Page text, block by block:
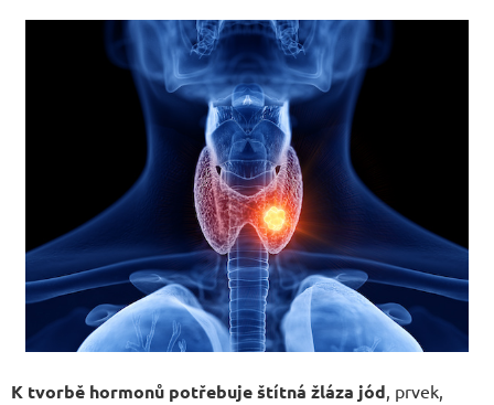
K tvorbě hormonů potřebuje štítná žláza jód, prvek,